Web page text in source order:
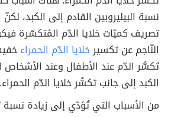
نسبة البيليروبين القادم إلى الكبد،
تصريف كميّات خلايا الدّم المُتكسّرة
النّاجم عن تكسيرخلايا الدّم الحمراء
تَكسُّر الدّم عند الأطفال وعند
الكبد إلى جانب تكسُّر خلايا الدّم الحمراء.
من الأسباب التي تُؤدّي إلى زيادة